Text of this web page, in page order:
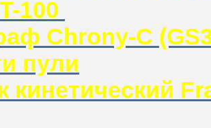
100
Chrony-C
пули
кинетический